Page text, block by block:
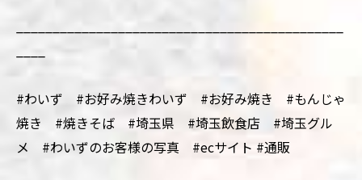
#わいず #お好み焼きわいず #お好み焼き #もんじゃ
焼き #焼きそば #埼玉県 #埼玉飲食店 #埼玉グル
メ #わいずのお客様の写真 #ecサイト #通販